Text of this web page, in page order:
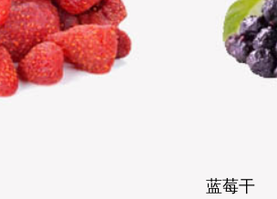
蓝莓干